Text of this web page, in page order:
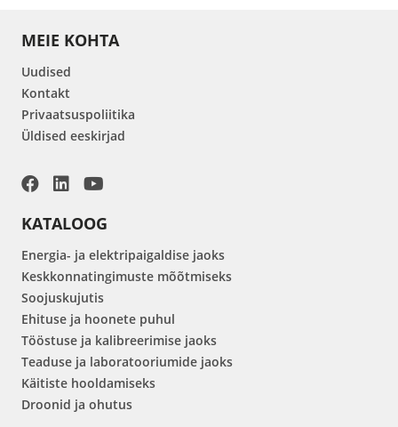
MEIE KOHTA
Uudised
Kontakt
Privaatsuspoliitika
Üldised eeskirjad
KATALOOG
Energia- ja elektripaigaldise jaoks
Keskkonnatingimuste mõõtmiseks
Soojuskujutis
Ehituse ja hoonete puhul
Tööstuse ja kalibreerimise jaoks
Teaduse ja laboratooriumide jaoks
Käitiste hooldamiseks
Droonid ja ohutus